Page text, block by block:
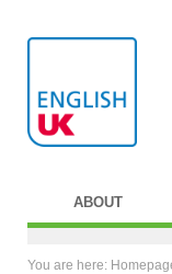
ABOUT
You are here: